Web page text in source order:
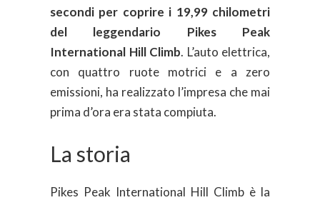
secondi per coprire i 19,99 chilometri
del leggendario Pikes Peak
International Hill Climb. L’auto elettrica,
con quattro ruote motrici e a zero
emissioni, ha realizzato l’impresa che mai
prima d’ora era stata compiuta.
La storia
Pikes Peak International Hill Climb è la